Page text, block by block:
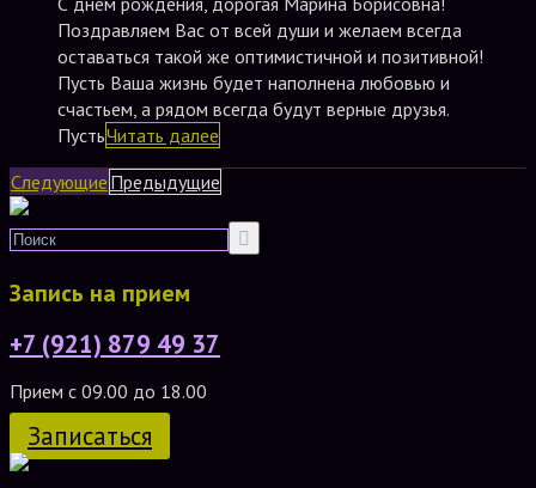
Поздравляем Вас от всей души и желаем всегда
оставаться такой же оптимистичной и позитивной!
Пусть Ваша жизнь будет наполнена любовью и
счастьем, а рядом всегда будут верные друзья.
ПустьЧитать далее
Следующие Предыдущие
Запись на прием
+7 (921) 879 49 37
Прием с 09.00 до 18.00
Записаться